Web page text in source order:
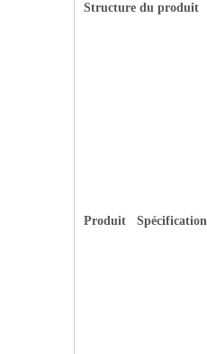
Structure du produit
Produit Spécification